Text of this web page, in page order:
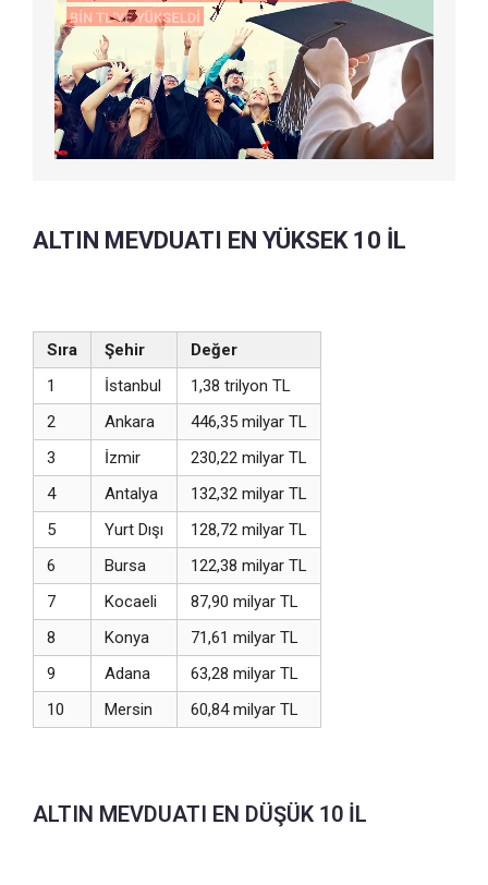
ALTIN MEVDUATI EN YÜKSEK 10 İL
Sıra Şehir
Değer
1
İstanbul
1,38 trilyon TL
2
Ankara
446,35 milyar TL
3
İzmir
230,22 milyar TL
4
Antalya
132,32 milyar TL
5
Yurt Dışı
128,72 milyar TL
6
Bursa
122,38 milyar TL
7
Kocaeli
87,90 milyar TL
8
Konya
71,61 milyar TL
9
Adana
63,28 milyar TL
10
Mersin 60,84 milyar TL
ALTIN MEVDUATI EN DÜŞÜK 10 İL